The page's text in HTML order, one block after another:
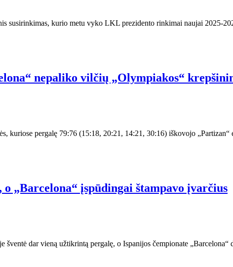
kurio metu vyko LKL prezidento rinkimai naujai 2025-
nepaliko vilčių „Olympiakos“
kuriose pergalę 79:76 (15:18, 20:21, 14:21, 30:16) iškovojo
„Barcelona“ įspūdingai štampavo įvarčius
dar vieną užtikrintą pergalę, o Ispanijos čempionate